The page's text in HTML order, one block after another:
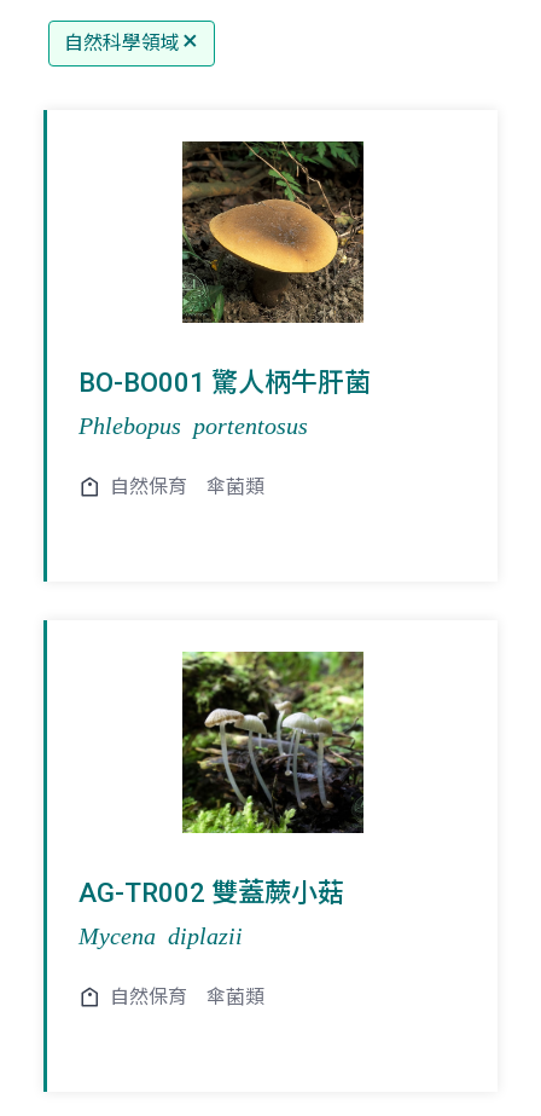
自然科學領域
BO-BO001 驚人柄牛肝菌
Phlebopus portentosus
自然保育 傘菌類
AG-TR002 雙蓋蕨小菇
Mycena diplazii
自然保育 傘菌類